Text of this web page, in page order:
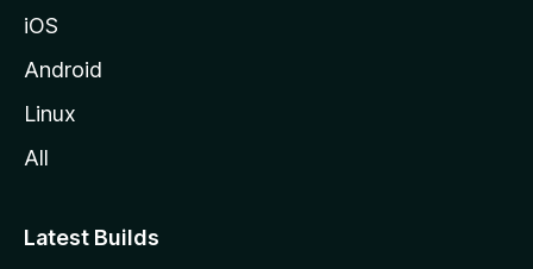
l
l
iOS
Android
Linux
All
Latest Builds